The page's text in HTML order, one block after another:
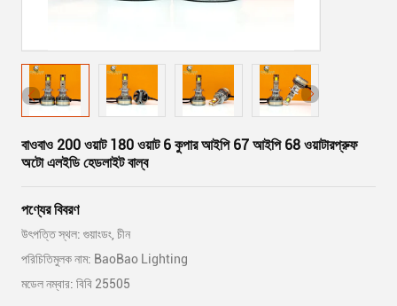
বাওবাও 200 ওয়াট 180 ওয়াট 6 কুপার আইপি 67 আইপি 68 ওয়াটারপ্রুফ
অটো এলইডি হেডলাইট বাল্ব
পণ্যের বিবরণ
উৎপত্তি স্থল: গুয়াংডং, চীন
পরিচিতিমুলক নাম: BaoBao Lighting
মডেল নম্বার: বিবি 25505